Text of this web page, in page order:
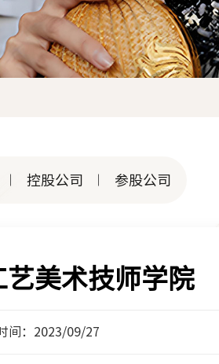
控股公司 参股公司
艺美术技师学院
间：2023/09/27